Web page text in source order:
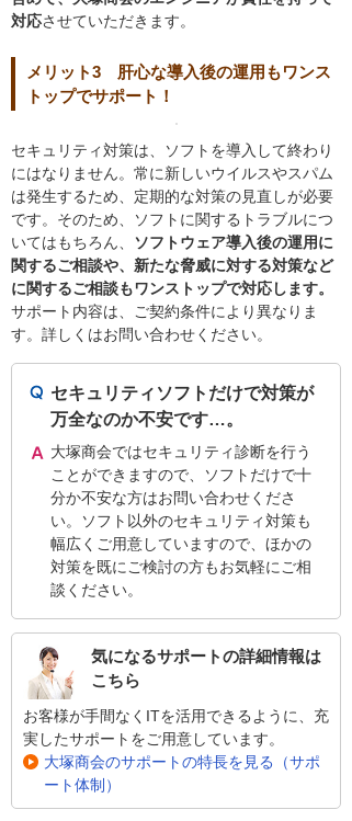
対応させていただきます。
メリット3 肝心な導入後の運用もワンス
トップでサポート！
セキュリティ対策は、ソフトを導入して終わり
にはなりません。常に新しいウイルスやスパム
は発生するため、定期的な対策の見直しが必要
です。そのため、ソフトに関するトラブルにつ
いてはもちろん、
ソフトウェア導入後の運用に
関するご相談や、新たな脅威に対する対策など
に関するご相談もワンストップで対応します。
サポート内容は、ご契約条件により異なりま
す。詳しくはお問い合わせください。
セキュリティソフトだけで対策が
万全なのか不安です…。
大塚商会ではセキュリティ診断を行う
ことができますので、ソフトだけで十
分か不安な方はお問い合わせくださ
い。ソフト以外のセキュリティ対策も
幅広くご用意していますので、ほかの
対策を既にご検討の方もお気軽にご相
談ください。
気になるサポートの詳細情報は
こちら
お客様が手間なくITを活用できるように、充
実したサポートをご用意しています。
大塚商会のサポートの特長を見る（サポ
ート体制）